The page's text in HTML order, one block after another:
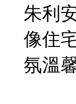
朱利
像住
氛溫馨